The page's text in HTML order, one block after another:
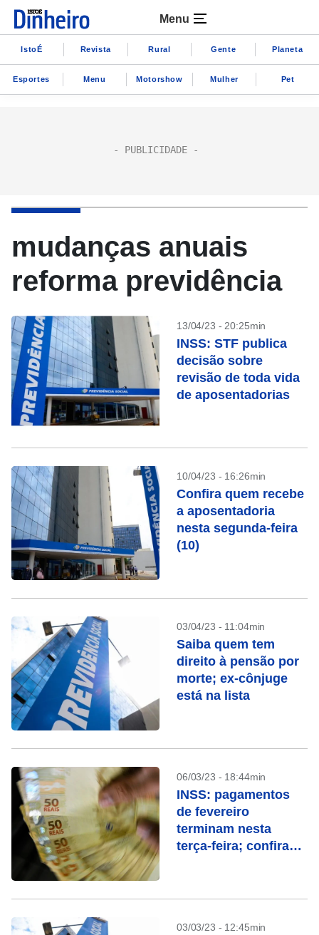
Menu
IstoÉ Revista Rural Gente Planeta
Esportes Menu Motorshow Mulher Pet
mudanças anuais
reforma previdência
13/04/23 - 20:25min
INSS: STF publica
decisão sobre
revisão de toda vida
de aposentadorias
10/04/23 - 16:26min
Confira quem recebe
a aposentadoria
nesta segunda-feira
(10)
03/04/23 - 11:04min
Saiba quem tem
direito à pensão por
morte; ex-cônjuge
está na lista
06/03/23 - 18:44min
INSS: pagamentos
de fevereiro
terminam nesta
terça-feira; confira
03/03/23 - 12:45min